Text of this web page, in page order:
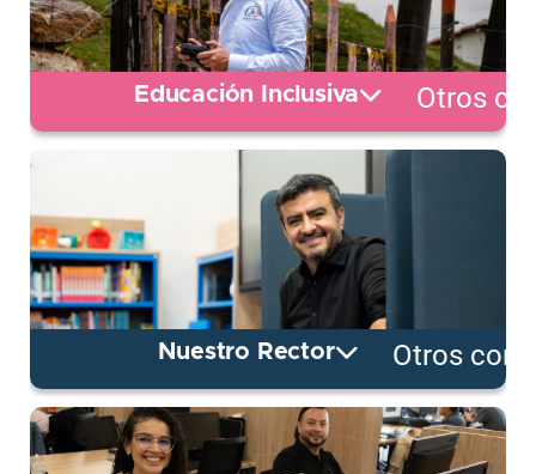
Educación Inclusiva Otros
Nuestro Rector Otros